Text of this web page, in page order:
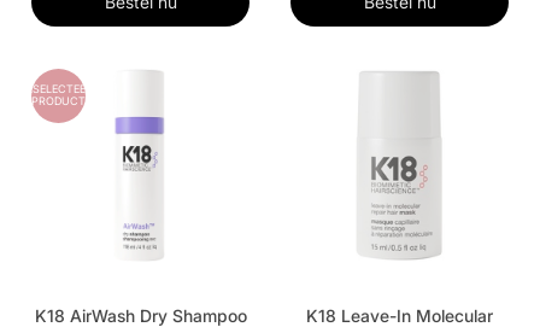
GESELECTEERD
PRODUCT
K18 AirWash Dry Shampoo
K18 Leave-In Molecular